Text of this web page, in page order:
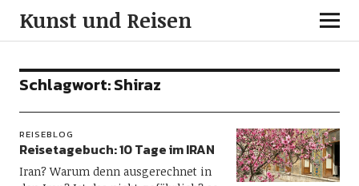
Kunst und Reisen
Schlagwort:Shiraz
REISEBLOG
Reisetagebuch: 10 Tage im IRAN
Iran? Warum denn ausgerechnet in